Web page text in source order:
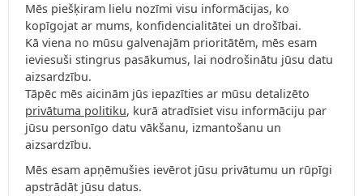
Mēs piešķiram lielu nozīmi visu informācijas, ko
kopīgojat ar mums, konfidencialitātei un drošībai.
Kā viena no mūsu galvenajām prioritātēm, mēs esam
ieviesuši stingrus pasākumus, lai nodrošinātu jūsu datu
aizsardzību.
Tāpēc mēs aicinām jūs iepazīties ar mūsu detalizēto
privātuma politiku, kurā atradīsiet visu informāciju par
jūsu personīgo datu vākšanu, izmantošanu un
aizsardzību.
Mēs esam apņēmušies ievērot jūsu privātumu un rūpīgi
apstrādāt jūsu datus.